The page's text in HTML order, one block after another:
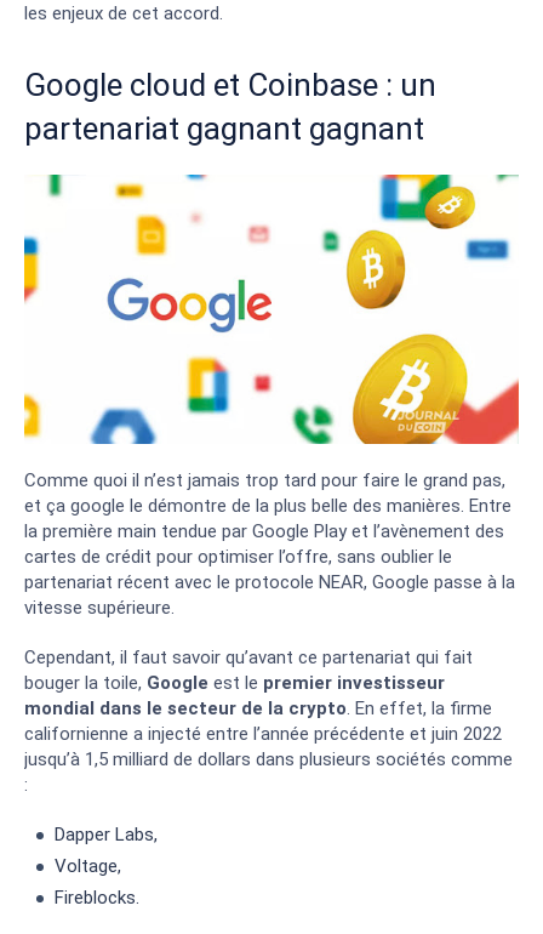
les enjeux de cet accord.
Google cloud et Coinbase : un
partenariat gagnant gagnant
Comme quoi il n’est jamais trop tard pour faire le grand pas,
et ça google le démontre de la plus belle des manières. Entre
la première main tendue par Google Play et l’avènement des
cartes de crédit pour optimiser l’offre, sans oublier le
partenariat récent avec le protocole NEAR, Google passe à la
vitesse supérieure.
Cependant, il faut savoir qu’avant ce partenariat qui fait
bouger la toile, Google est le premier investisseur
mondial dans le secteur de la crypto . En effet, la firme
californienne a injecté entre l’année précédente et juin 2022
jusqu’à 1,5 milliard de dollars dans plusieurs sociétés comme
:
Dapper Labs,
Voltage,
Fireblocks.